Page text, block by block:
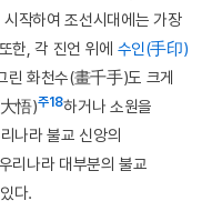
작하여 조선시대에는 가장
한, 각 진언 위에 수인(手印)
린 화천수(畫千手)도 크게
悟)주18하거나 소원을
나라 불교 신앙의
리나라 대부분의 불교
다.